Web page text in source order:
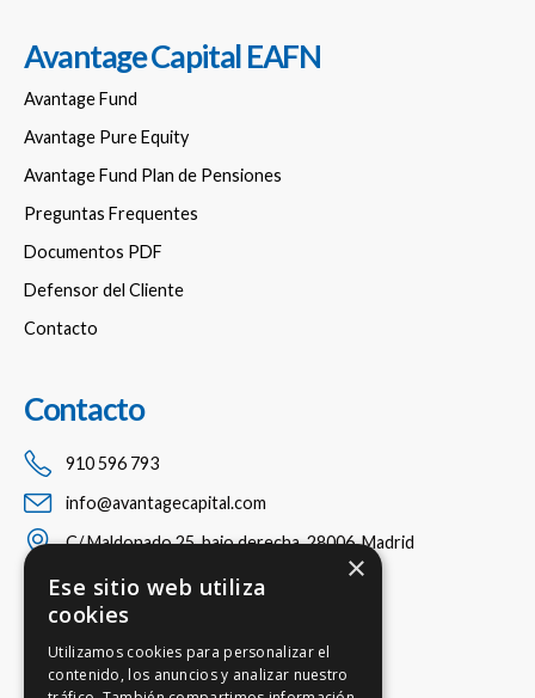
Avantage Capital EAFN
Avantage Fund
Avantage Pure Equity
Avantage Fund Plan de Pensiones
Preguntas Frequentes
Documentos PDF
Defensor del Cliente
Contacto
Contacto
910 596 793
info@avantagecapital.com
C/ Maldonado 25, bajo derecha, 28006, Madrid
×
Ese sitio web utiliza
cookies
Utilizamos cookies para personalizar el
contenido, los anuncios y analizar nuestro